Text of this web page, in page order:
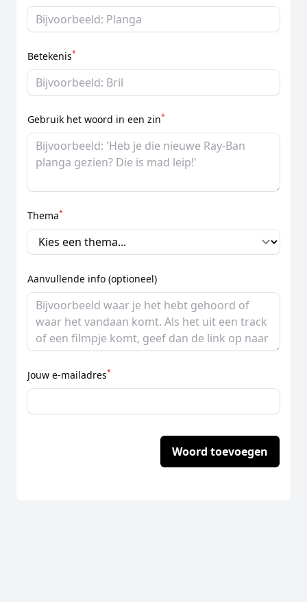
Betekenis*
Gebruik het woord in een zin*
Thema*
Aanvullende info (optioneel)
Jouw e-mailadres*
Woord toevoegen